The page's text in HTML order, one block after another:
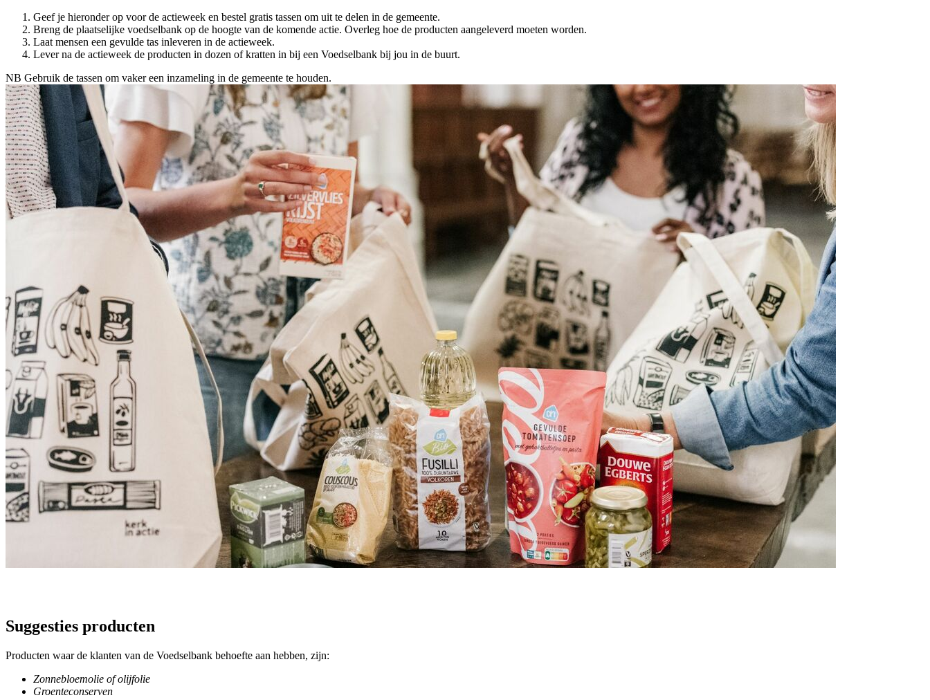
Geef je hieronder op voor de actieweek en bestel gratis tassen om uit te delen in de gemeente.
Breng de plaatselijke voedselbank op de hoogte van de komende actie. Overleg hoe de producten aangeleverd moeten worden.
Laat mensen een gevulde tas inleveren in de actieweek.
Lever na de actieweek de producten in dozen of kratten in bij een Voedselbank bij jou in de buurt.
NB Gebruik de tassen om vaker een inzameling in de gemeente te houden.
Suggesties producten
Producten waar de klanten van de Voedselbank behoefte aan hebben, zijn:
Zonnebloemolie of olijfolie
Groenteconserven